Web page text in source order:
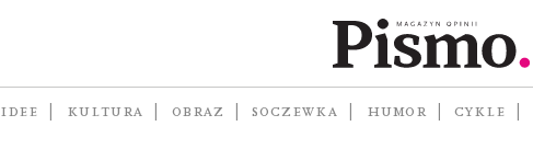
IDEE KULTURA OBRAZ SOCZEWKA HUMOR CYKLE